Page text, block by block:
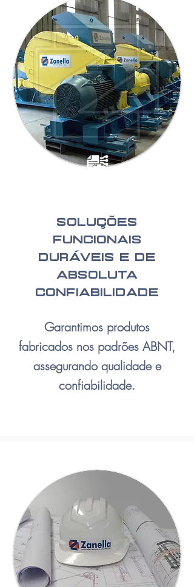
Soluções
funcionais
duráveis e de
absoluta
confiabilidade
Garantimos produtos
fabricados nos padrões ABNT,
assegurando qualidade e
confiabilidade.​​